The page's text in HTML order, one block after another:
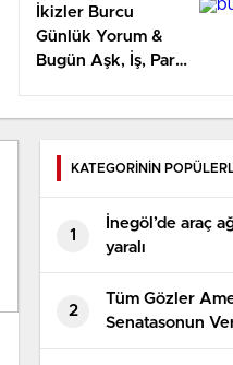
İkizler Burcu
Günlük Yorum &
Bugün Aşk, İş, Para
KATEGORİNİN
1
İnegöl’de araç
yaralı
2
Tüm Gözler
Senatasonun
Kararda